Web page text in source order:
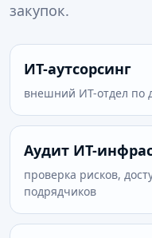
закупок.
ИТ-аутсорсинг
внешний ИТ-отдел по
Аудит ИТ-
проверка рисков,
подрядчиков